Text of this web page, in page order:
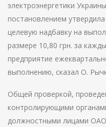
электроэнергетики
постановлением
целевую надбавку на
размере 10,80 грн. за
предприятие
выполнению, сказал О.
Общей проверкой,
контролирующими
должностными лицами ОАО